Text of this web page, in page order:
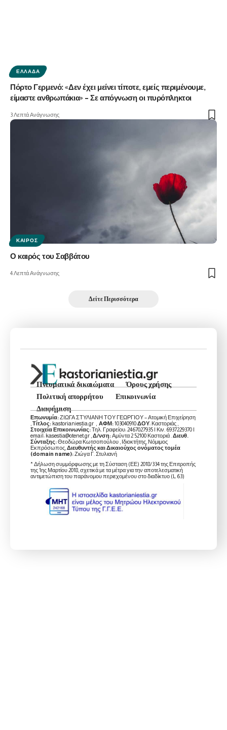
ΕΛΛΆΔΑ
Πόρτο Γερμενό: «Δεν έχει μείνει τίποτε, εμείς περιμένουμε,
είμαστε ανθρωπάκια» – Σε απόγνωση οι πυρόπληκτοι
3 Λεπτά Ανάγνωσης
ΚΑΙΡΌΣ
Ο καιρός του Σαββάτου
4 Λεπτά Ανάγνωσης
Δείτε Περισσότερα
Πνευματικά δικαιώματα
Όρους χρήσης
Πολιτική απορρήτου
Επικοινωνία
Διαφήμιση
Επωνυμία:ΖΙΩΓΑ ΣΤΥΛΙΑΝΗ ΤΟΥ ΓΕΩΡΓΙΟΥ – Ατομική Επιχείρηση
Τίτλος: kastorianiestia.gr , ΑΦΜ:103040910ΔΟΥ: Καστοριάς ,
Στοιχεία Επικοινωνίας:Τηλ. Γραφείου: 2467027935 | Κιν. 6937229370 |
email: kasestia@otenet.gr , Δ/νση:Αμύντα 2 52100 Καστοριά . Διευθ.
Σύνταξης:Θεοδώρα Κωτσοπούλου , Ιδιοκτήτης, Νόμιμος
Εκπρόσωπος, Διευθυντής και Δικαιούχος ονόματος τομέα
(domain name):Ζιώγα Γ. Στυλιανή
* Δήλωση συμμόρφωσης με τη Σύσταση (ΕΕ) 2018/334 της Επιτροπής
της 1ης Μαρτίου 2018, σχετικά με τα μέτρα για την αποτελεσματική
αντιμετώπιση του παράνομου περιεχομένου στο διαδίκτυο (L 63)